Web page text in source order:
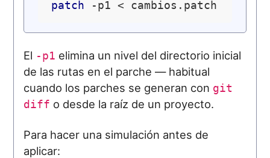
patch
El -p1 elimina un nivel del directorio inicial
de las rutas en el parche — habitual
cuando los parches se generan con git
diff o desde la raíz de un proyecto.
Para hacer una simulación antes de
aplicar: